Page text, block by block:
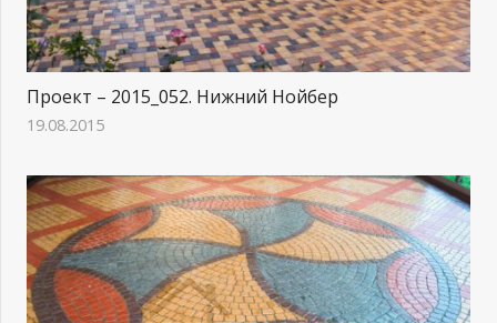
Проект – 2015_052. Нижний Нойбер
19.08.2015